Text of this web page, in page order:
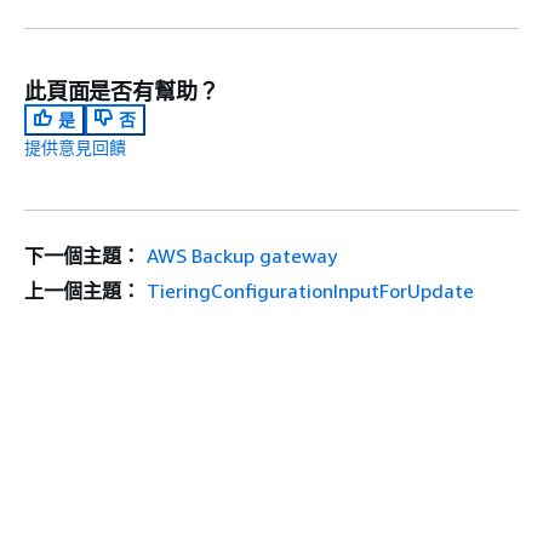
此頁面是否有幫助？
是
否
提供意見回饋
下一個主題： AWS Backup gateway
上一個主題： TieringConfigurationInputForUpdate